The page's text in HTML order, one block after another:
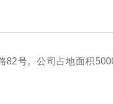
号。公司占地面积